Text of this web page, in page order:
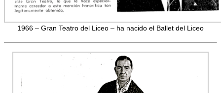
1966 – Gran Teatro del Liceo – ha nacido el Ballet del Liceo